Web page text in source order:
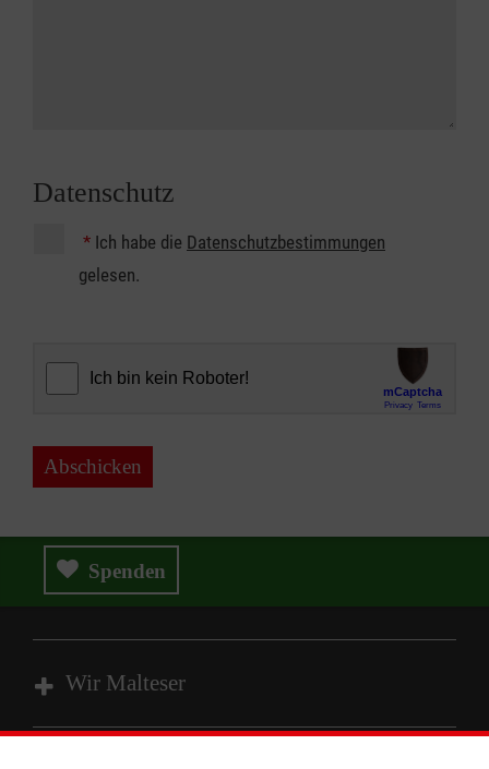
Datenschutz
* Ich habe die Datenschutzbestimmungen
gelesen.
Abschicken
Spenden
Wir Malteser